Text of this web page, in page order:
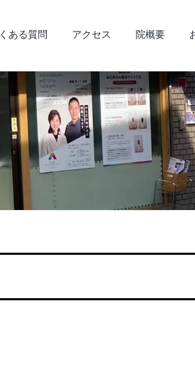
ある質問 アクセス 院概要